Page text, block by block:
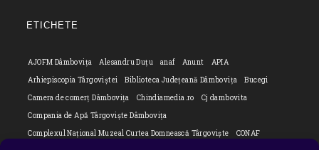
ETICHETE
AJOFM Dâmbovița Alesandru Duțu anaf Anunt
APIA
Arhiepiscopia Târgoviștei
Biblioteca Județeană Dâmbovița
Bucegi
Camera de comerț Dâmbovița
Chindiamedia.ro
Cj dambovita
Compania de Apă Târgoviște Dâmbovița
Complexul Național Muzeal Curtea Domnească Târgoviște
CONAF